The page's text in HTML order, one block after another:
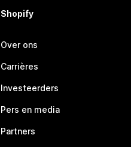
Shopify
Over ons
Carrières
Investeerders
Pers en media
Partners